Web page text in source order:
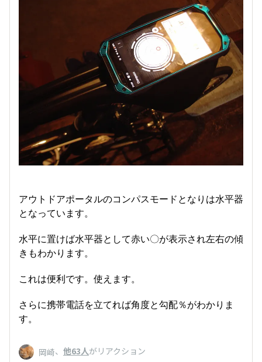
アウトドアポータルのコンパスモードとなりは水平器
となっています。
水平に置けば水平器として赤い〇が表示され左右の傾
きもわかります。
これは便利です。使えます。
さらに携帯電話を立てれば角度と勾配％がわかりま
す。
岡崎、 他63人がリアクション